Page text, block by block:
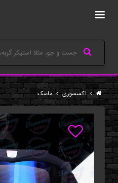
اکسسوری ماسک